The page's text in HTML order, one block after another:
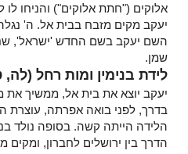
אלוקים ("חתת אלוקים") והניחו
יעקב מקים מזבח בבית אל. ה'
השם יעקב בשם החדש 'ישראל',
שמן.
לידת בנימין ומות רחל (לה,
יעקב יוצא את בית אל, ממשיך את
בדרך, לפני בואה אפרתה, עוצרת
הלידה הייתה קשה. בסופה נולד
הדרך בין ירושלים לחברון,